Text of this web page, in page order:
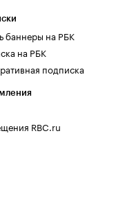
баннеры на РБК
на РБК
подписка
RBC.ru